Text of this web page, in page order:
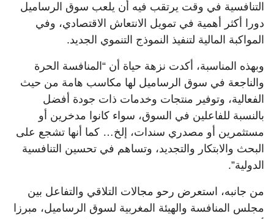
التنافسية في وقت يرتقب فيه أن يلعب سوق الرساميل
دورا أكثر أهمية في تمويل الانتعاش الاقتصادي، وفي
المواكبة المالية لتنفيذ النموذج التنموي الجديد.
وبهذه المناسبة، أكدت نزهة حياة أن “المنافسة الحرة
والناجعة في سوق الرساميل لها مكاسب هامة من حيث
الفعالية، وتوفير منتجات وخدمات ذات جودة أفضل
بالنسبة للفاعلين في السوق، سواء كانوا مدخرين أو
مستثمرين أو مصدري سندات، إلخ… كما أنها تشجع على
البحث والابتكار والتجديد، وتساهم في تحسين التنافسية
الدولية”.
من جانبه، استعرض رحو مجالات التلاقي والتفاعل بين
مجلس المنافسة والهيئة المغربية لسوق الرساميل، مبرزا